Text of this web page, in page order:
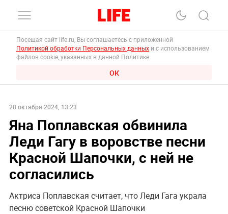
Посещая сайт life.ru, Вы соглашаетесь с приложенной
Политикой обработки Персональных данных и с использованием
файлов cookie, указанных в данной Политике.
ОК
28 октября 2024, 13:23
Яна Поплавская обвинила
Леди Гагу в воровстве песни
Красной Шапочки, с ней не
согласились
Актриса Поплавская считает, что Леди Гага украла
песню советской Красной Шапочки